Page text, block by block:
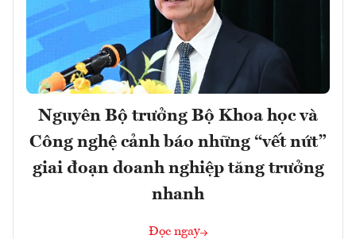
Nguyên Bộ trưởng Bộ Khoa học và
Công nghệ cảnh báo những “vết nứt”
giai đoạn doanh nghiệp tăng trưởng
nhanh
Đọc ngay